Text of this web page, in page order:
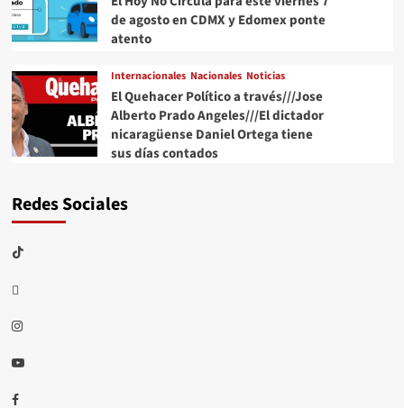
de agosto en CDMX y Edomex ponte
atento
Internacionales Nacionales Noticias
El Quehacer Político a través///Jose
Alberto Prado Angeles///El dictador
nicaragüense Daniel Ortega tiene
sus días contados
Redes Sociales
TikTok
threads
Instagram
Youtube
Facebook